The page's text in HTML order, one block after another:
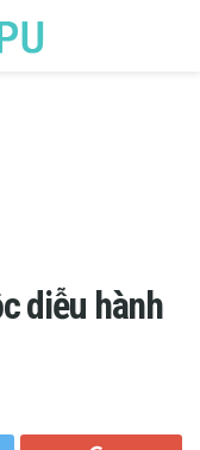
diễu hành